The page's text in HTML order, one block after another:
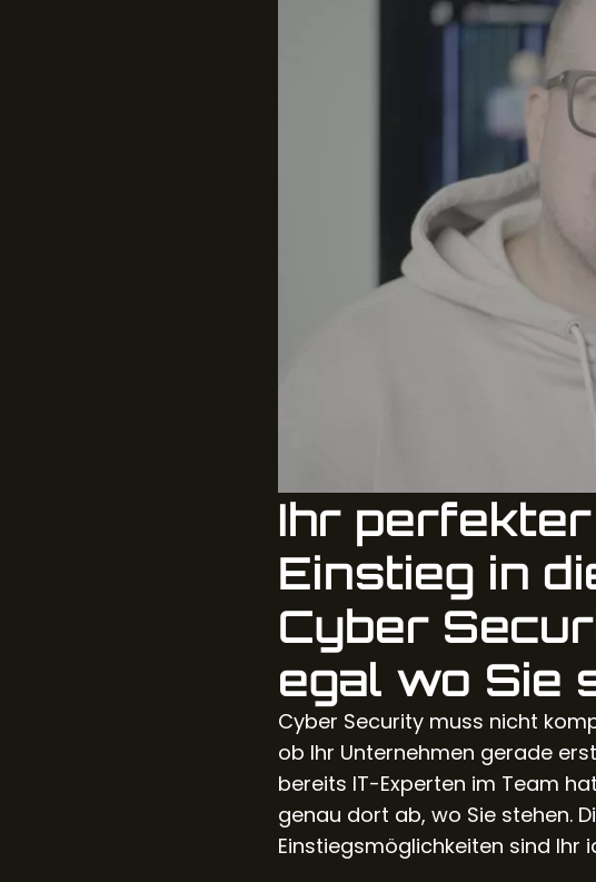
Ihr perfekter
Einstieg in
Cyber
egal wo Sie
Cyber Security muss nicht
ob Ihr Unternehmen gerade
bereits IT-Experten im Team
genau dort ab, wo Sie stehen.
Einstiegsmöglichkeiten sind Ihr